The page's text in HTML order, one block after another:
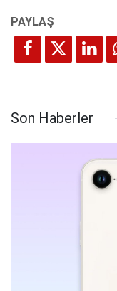
Son Haberler